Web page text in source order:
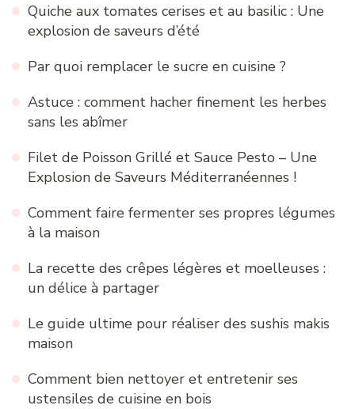
Quiche aux tomates cerises et au basilic : Une
explosion de saveurs d’été
Par quoi remplacer le sucre en cuisine ?
Astuce : comment hacher finement les herbes
sans les abîmer
Filet de Poisson Grillé et Sauce Pesto – Une
Explosion de Saveurs Méditerranéennes !
Comment faire fermenter ses propres légumes
à la maison
La recette des crêpes légères et moelleuses :
un délice à partager
Le guide ultime pour réaliser des sushis makis
maison
Comment bien nettoyer et entretenir ses
ustensiles de cuisine en bois